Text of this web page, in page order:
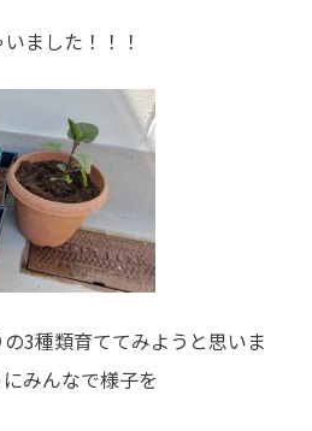
ました！！！
3種類育ててみようと思いま
みんなで様子を